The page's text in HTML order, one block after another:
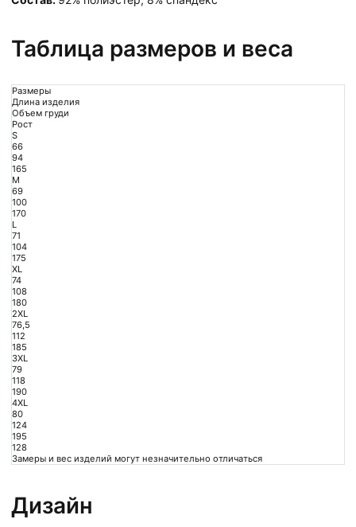
Таблица размеров и веса
Размеры
Длина изделия
Объем груди
Рост
S
66
94
165
M
69
100
170
L
71
104
175
XL
74
108
180
2XL
76,5
112
185
3XL
79
118
190
4XL
80
124
195
128
Замеры и вес изделий могут незначительно отличаться
Дизайн